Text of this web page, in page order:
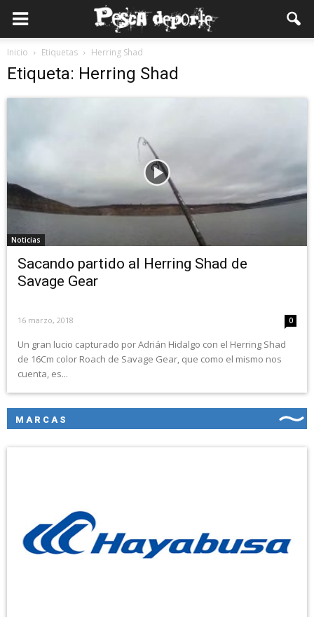
Inicio Etiquetas Herring Shad
Etiqueta: Herring Shad
Noticias
Sacando partido al Herring Shad de
Savage Gear
16 marzo, 2018 0
Un gran lucio capturado por Adrián Hidalgo con el Herring Shad
de 16Cm color Roach de Savage Gear, que como el mismo nos
cuenta, es...
MARCAS